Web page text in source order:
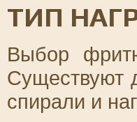
ТИП
Выбор
Существуют
спирали и